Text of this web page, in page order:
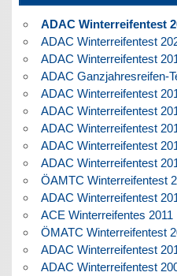
ADAC Winterreifentest
ADAC Winterreifentest
ADAC Winterreifentest
ADAC Ganzjahresreifen-
ADAC Winterreifentest
ADAC Winterreifentest
ADAC Winterreifentest
ADAC Winterreifentest
ADAC Winterreifentest
ÖAMTC Winterreifentest
ADAC Winterreifentest
ACE Winterreifentes 2011
ÖMATC Winterreifentest
ADAC Winterreifentest
ADAC Winterreifentest